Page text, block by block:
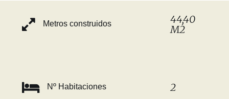
Metros construidos
44,40
M2
Nº Habitaciones 2